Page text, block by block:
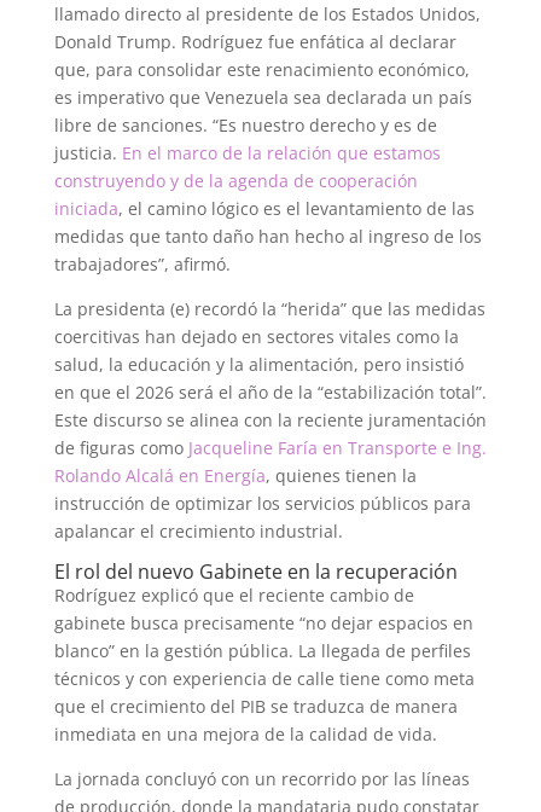
llamado directo al presidente de los Estados Unidos,
Donald Trump. Rodríguez fue enfática al declarar
que, para consolidar este renacimiento económico,
es imperativo que Venezuela sea declarada un país
libre de sanciones. “Es nuestro derecho y es de
justicia. En el marco de la relación que estamos
construyendo y de la agenda de cooperación
iniciada, el camino lógico es el levantamiento de las
medidas que tanto daño han hecho al ingreso de los
trabajadores”, afirmó.
La presidenta (e) recordó la “herida” que las medidas
coercitivas han dejado en sectores vitales como la
salud, la educación y la alimentación, pero insistió
en que el 2026 será el año de la “estabilización total”.
Este discurso se alinea con la reciente juramentación
de figuras comoJacqueline Faría en Transporte e Ing.
Rolando Alcalá en Energía, quienes tienen la
instrucción de optimizar los servicios públicos para
apalancar el crecimiento industrial.
El rol del nuevo Gabinete en la recuperación
Rodríguez explicó que el reciente cambio de
gabinete busca precisamente “no dejar espacios en
blanco” en la gestión pública. La llegada de perfiles
técnicos y con experiencia de calle tiene como meta
que el crecimiento del PIB se traduzca de manera
inmediata en una mejora de la calidad de vida.
La jornada concluyó con un recorrido por las líneas
de producción, donde la mandataria pudo constatar